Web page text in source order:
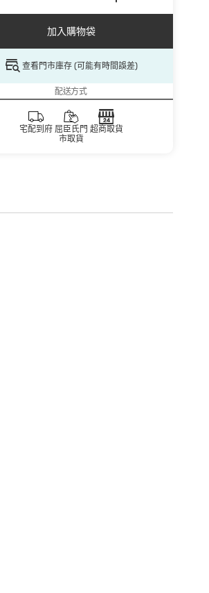
加入購物袋
查看門市庫存 (可能有時間誤差)
配送方式
宅配到府 屈臣氏門
市取貨
超商取貨